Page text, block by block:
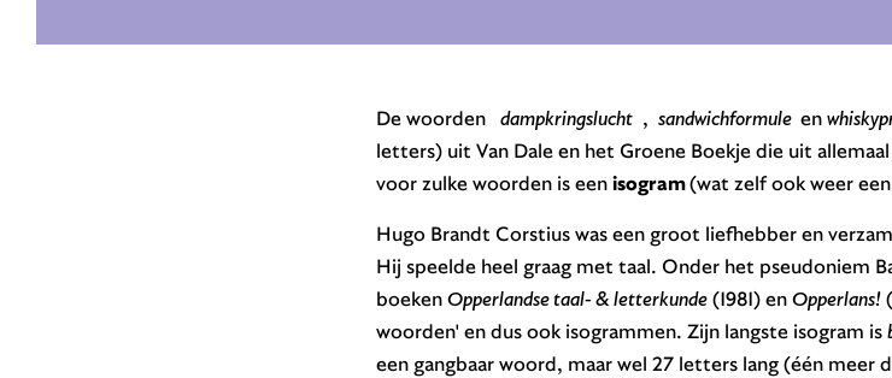
De woorden dampkringslucht, sandwichformule en
letters) uit Van Dale en het Groene Boekje die uit
voor zulke woorden is eenisogram(wat zelf ook weer
Hugo Brandt Corstius was een groot liefhebber en
Hij speelde heel graag met taal. Onder het pseudoniem
boekenOpperlandse taal- & letterkunde(1981) enOpperlans!
woorden' en dus ook isogrammen. Zijn langste isogram is
een gangbaar woord, maar wel 27 letters lang (één meer